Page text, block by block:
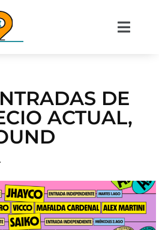
DE
ACTUAL,